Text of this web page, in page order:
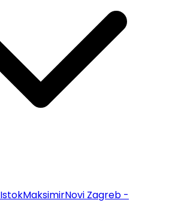
IstokMaksimirNovi Zagreb -